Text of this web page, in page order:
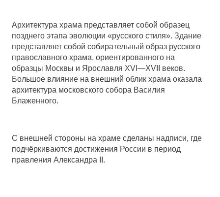
Архитектура храма представляет собой образец
позднего этапа эволюции «русского стиля». Здание
представляет собой собирательный образ русского
православного храма, ориентированного на
образцы Москвы и Ярославля XVI—XVII веков.
Большое влияние на внешний облик храма оказала
архитектура московского собора Василия
Блаженного.
С внешней стороны на храме сделаны надписи, где
подчёркиваются достижения России в период
правления Александра II.